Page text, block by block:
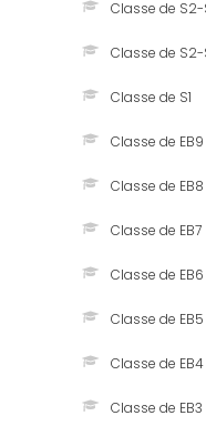
Classe de S2-
Classe de S2-
Classe de S1
Classe de EB9
Classe de EB8
Classe de EB7
Classe de EB6
Classe de EB5
Classe de EB4
Classe de EB3